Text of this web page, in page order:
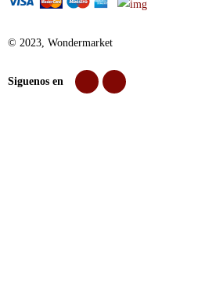
© 2023, Wondermarket
Siguenos en